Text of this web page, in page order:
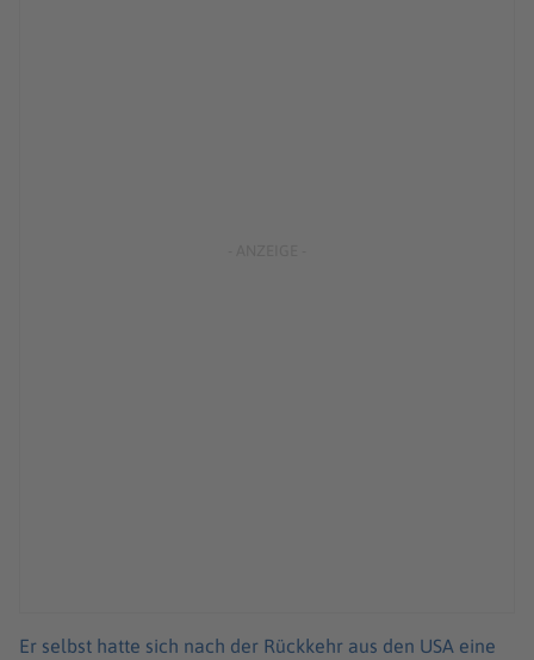
Er selbst hatte sich nach der Rückkehr aus den USA eine